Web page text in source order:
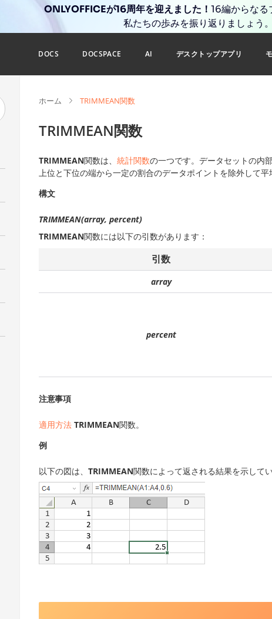
ONLYOFFICEが16周年を迎えました！ 16編からなる
私たちの歩みを振り返りましょう。
DOCS DOCSPACE AI デスクトップアプリ
ホーム TRIMMEAN関数
TRIMMEAN関数
TRIMMEAN関数は、 統計関数の一つです。データセットの内
上位と下位の端から一定の割合のデータポイントを除外して平
構文
TRIMMEAN(array, percent)
TRIMMEAN関数には以下の引数があります：
引数
array
percent
注意事項
適用方法 TRIMMEAN関数。
例
以下の図は、 TRIMMEAN関数によって返される結果を示してい